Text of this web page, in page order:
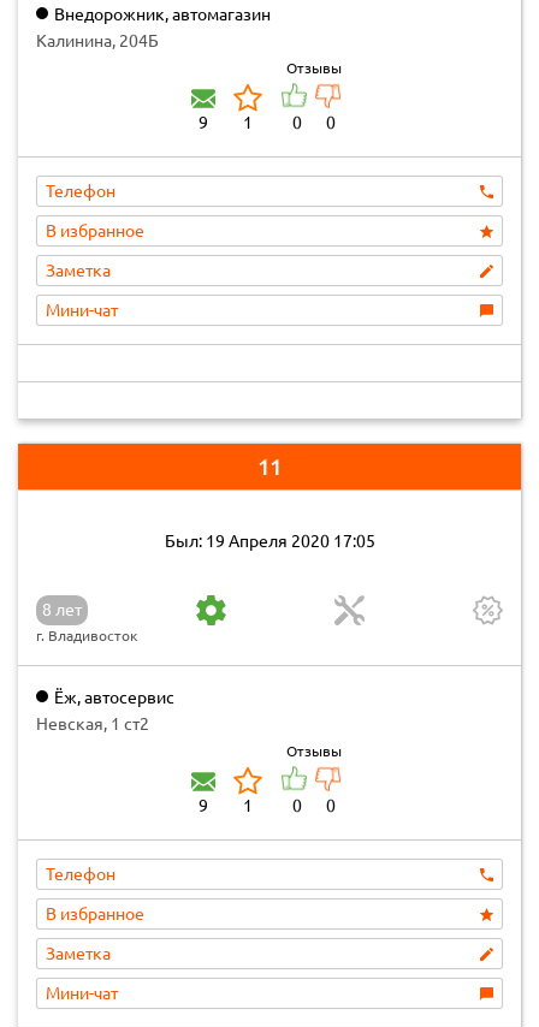
Внедорожник, автомагазин
Калинина, 204Б
9 1
Отзывы
0 0
Телефон
В избранное
Заметка
Мини-чат
11
Был: 19 Апреля 2020 17:05
8 лет
г. Владивосток
Ёж, автосервис
Невская, 1 ст2
9 1
Отзывы
0 0
Телефон
В избранное
Заметка
Мини-чат